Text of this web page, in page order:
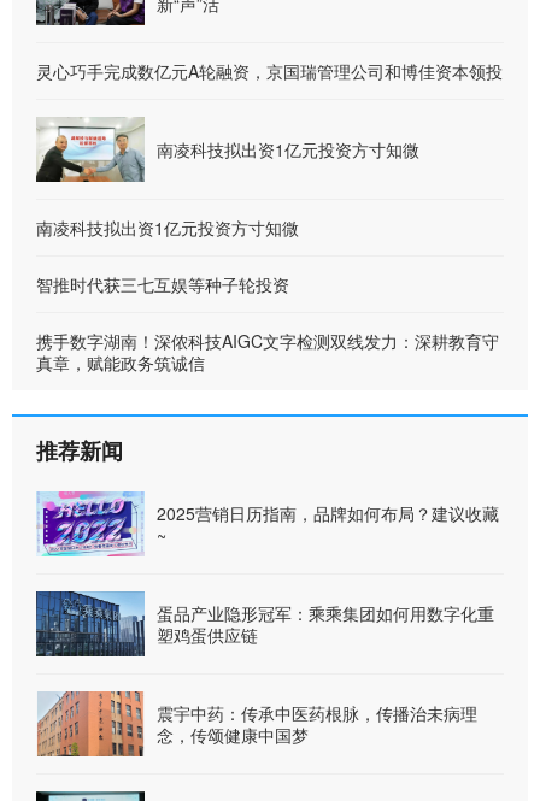
灵心巧手完成数亿元A轮融资，京国瑞管理公司和博佳资本领投
南凌科技拟出资1亿元投资方寸知微
南凌科技拟出资1亿元投资方寸知微
智推时代获三七互娱等种子轮投资
携手数字湖南！深侬科技AIGC文字检测双线发力：深耕教育守
真章，赋能政务筑诚信
推荐新闻
2025营销日历指南，品牌如何布局？建议收藏
~
蛋品产业隐形冠军：乘乘集团如何用数字化重
塑鸡蛋供应链
震宇中药：传承中医药根脉，传播治未病理
念，传颂健康中国梦